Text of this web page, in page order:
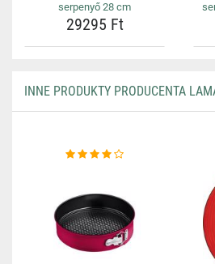
serpenyő 28 cm
29295 Ft
INNE PRODUKTY PRODUCENTA